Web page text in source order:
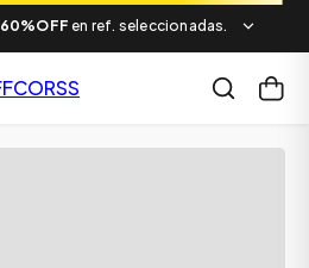
60%OFF en ref. seleccionadas.